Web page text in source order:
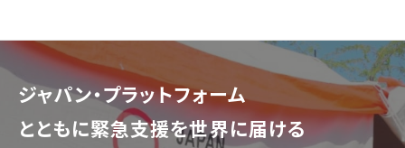
ジャパン・プラットフォーム
とともに緊急支援を世界に届ける